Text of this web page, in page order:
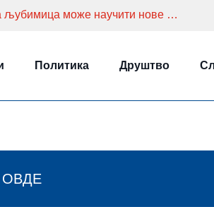
Како дресирати мачку? Уз ове једноставне савете ваша љубимица може научити нове навике
Политика Друштво